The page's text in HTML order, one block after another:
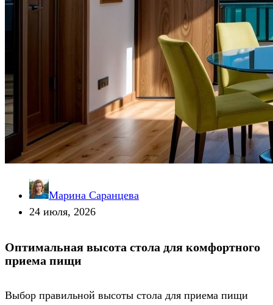
Марина Саранцева
24 июля, 2026
Оптимальная высота стола для комфортного
приема пищи
Выбор правильной высоты стола для приема пищи